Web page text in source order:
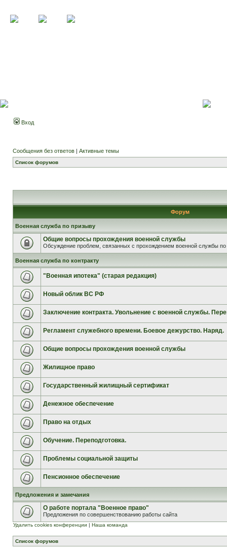
Вход
Сообщения без ответов | Активные темы
Список форумов
Форум
Военная служба по призыву
Общие вопросы прохождения военной службы
Обсуждение проблем, связанных с прохождением военной службы по
Военная служба по контракту
"Военная ипотека" (старая редакция)
Новый облик ВС РФ
Заключение контракта. Увольнение с военной службы.
Регламент служебного времени. Боевое дежурство. Наряд.
Общие вопросы прохождения военной службы
Жилищное право
Государственный жилищный сертификат
Денежное обеспечение
Право на отдых
Обучение. Переподготовка.
Проблемы социальной защиты
Пенсионное обеспечение
Предложения и замечания
О работе портала "Военное право"
Предложения по совершенствованию работы сайта
Удалить cookies конференции | Наша команда
Список форумов